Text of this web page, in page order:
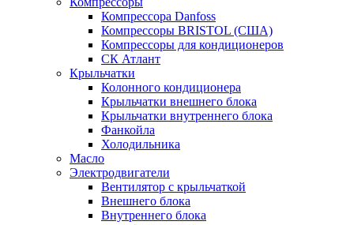
Компрессора Danfoss
Компрессоры BRISTOL (США)
Компрессоры для кондиционеров
СК Атлант
Крыльчатки
Колонного кондиционера
Крыльчатки внешнего блока
Крыльчатки внутреннего блока
Фанкойла
Холодильника
Масло
Электродвигатели
Вентилятор с крыльчаткой
Внешнего блока
Внутреннего блока